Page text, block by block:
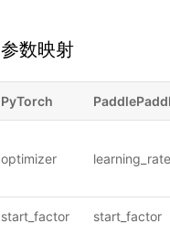
参数映射
PyTorch
optimizer learning_rate
start_factor start_factor